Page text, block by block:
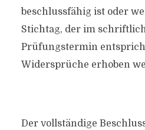
beschlussfähig ist oder
Stichtag, der im
Prüfungstermin
Widersprüche erhoben
Der vollständige